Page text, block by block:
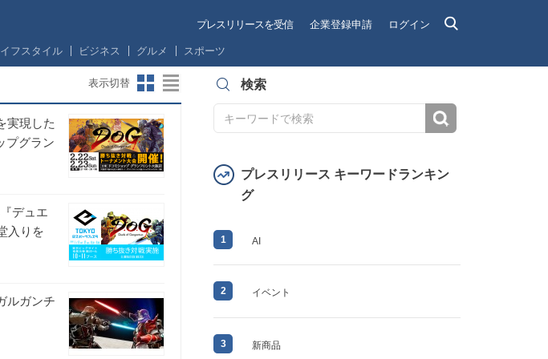
プレスリリースを受信 企業登録申請 ログイン
フスタイル ビジネス グルメ スポーツ
表示切替
実現した
プグラン
デュエ
入りを
ルガンチ
検索
プレスリリース キーワードランキン
グ
1 AI
2 イベント
3 新商品